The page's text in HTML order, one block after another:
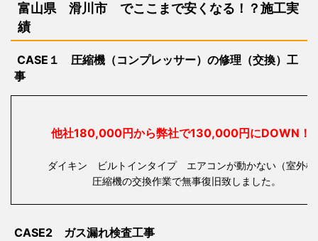
富山県 滑川市 でここまで安くなる！？施工実
績
CASE１ 圧縮機（コンプレッサー）の修理（交換）工
事
他社180,000円から弊社で130,000円に
ダイキン ビルトインタイプ エアコンが動かない（室外機
圧縮機の交換作業で無事復旧致しました。
CASE2 ガス漏れ検査工事